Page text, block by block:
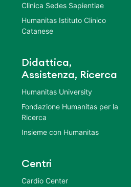
Clinica Sedes Sapientiae
Humanitas Istituto Clinico
Catanese
Didattica,
Assistenza, Ricerca
Humanitas University
Fondazione Humanitas per la
Ricerca
Insieme con Humanitas
Centri
Cardio Center